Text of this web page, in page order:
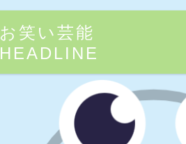
お笑い芸能
HEADLINE